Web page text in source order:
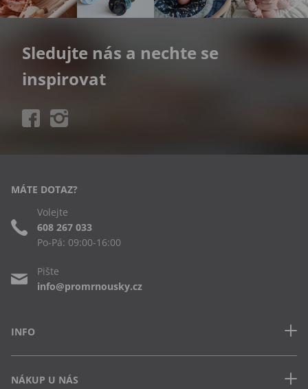
Sledujte nás a nechte se
inspirovat
INFO
Často kladené dotazy
NÁKUP U NÁS
MÁTE DOTAZ?
Volejte
608 267 033
Po-Pá: 09:00-16:00
Pište
info@promrnousky.cz